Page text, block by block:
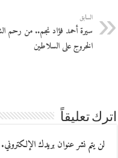
السابق
سيرة أحمد فؤاد نجم.. من رحم
الخروج على السلاطين
اترك تعليقاً
لن يتم نشر عنوان بريدك الإلكتروني.